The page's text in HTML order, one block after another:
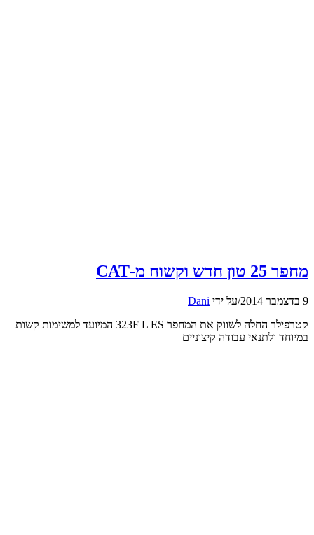
מחפר 25 טון חדש וקשוח מ-CAT
9 בדצמבר 2014 /על ידי Dani
קטרפילר החלה לשווק את המחפר 323F L ES המיועד למשימות קשות
במיוחד ולתנאי עבודה קיצוניים